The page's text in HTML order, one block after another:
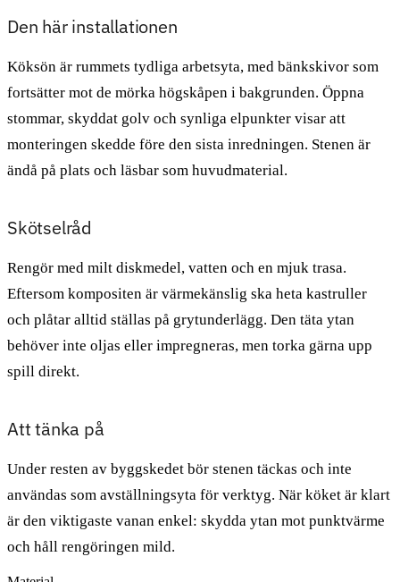
Den här installationen
Köksön är rummets tydliga arbetsyta, med bänkskivor som
fortsätter mot de mörka högskåpen i bakgrunden. Öppna
stommar, skyddat golv och synliga elpunkter visar att
monteringen skedde före den sista inredningen. Stenen är
ändå på plats och läsbar som huvudmaterial.
Skötselråd
Rengör med milt diskmedel, vatten och en mjuk trasa.
Eftersom kompositen är värmekänslig ska heta kastruller
och plåtar alltid ställas på grytunderlägg. Den täta ytan
behöver inte oljas eller impregneras, men torka gärna upp
spill direkt.
Att tänka på
Under resten av byggskedet bör stenen täckas och inte
användas som avställningsyta för verktyg. När köket är klart
är den viktigaste vanan enkel: skydda ytan mot punktvärme
och håll rengöringen mild.